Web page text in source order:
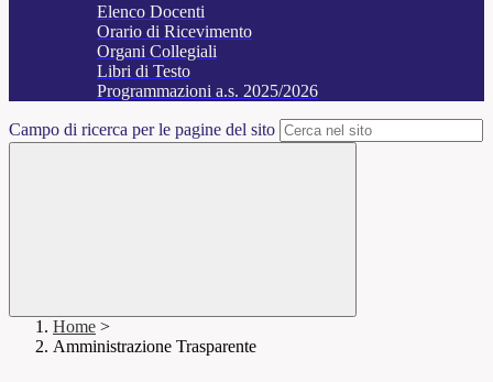
Elenco Docenti
Orario di Ricevimento
Organi Collegiali
Libri di Testo
Programmazioni a.s. 2025/2026
Campo di ricerca per le pagine del sito
Home >
Amministrazione Trasparente